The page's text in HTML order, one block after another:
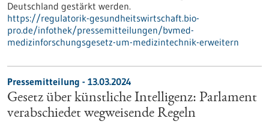
Deutschland gestärkt werden.
https://regulatorik-gesundheitswirtschaft.bio-
pro.de/infothek/pressemitteilungen/bvmed-
medizinforschungsgesetz-um-medizintechnik-erweitern
Pressemitteilung - 13.03.2024
Gesetz über künstliche Intelligenz: Parlament
verabschiedet wegweisende Regeln